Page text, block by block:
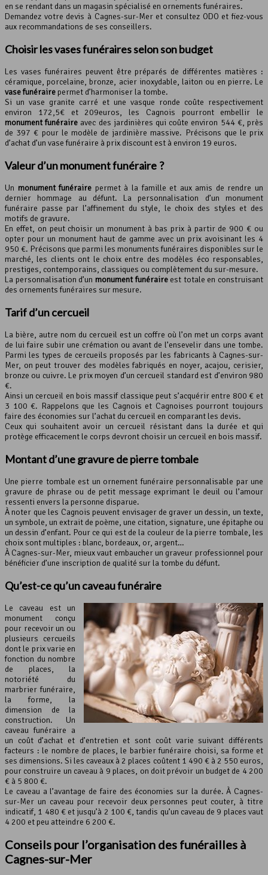
en se rendant dans un magasin spécialisé en ornements funéraires.
Demandez votre devis à Cagnes-sur-Mer et consultez ODO et fiez-vous
aux recommandations de ses conseillers.
Choisir les vases funéraires selon son budget
Les vases funéraires peuvent être préparés de différentes matières :
céramique, porcelaine, bronze, acier inoxydable, laiton ou en pierre. Le
vase funéraire permet d’harmoniser la tombe.
Si un vase granite carré et une vasque ronde coûte respectivement
environ 172,5€ et 209euros, les Cagnois pourront embellir le
monument funéraire avec des jardinières qui coûte environ 544 €, près
de 397 € pour le modèle de jardinière massive. Précisons que le prix
d’achat d’un vase funéraire à prix discount est à environ 19 euros.
Valeur d’un monument funéraire ?
Un monument funéraire permet à la famille et aux amis de rendre un
dernier hommage au défunt. La personnalisation d’un monument
funéraire passe par l’affinement du style, le choix des styles et des
motifs de gravure.
En effet, on peut choisir un monument à bas prix à partir de 900 € ou
opter pour un monument haut de gamme avec un prix avoisinant les 4
950 €. Précisons que parmi les monuments funéraires disponibles sur le
marché, les clients ont le choix entre des modèles éco responsables,
prestiges, contemporains, classiques ou complètement du sur-mesure.
La personnalisation d’un monument funéraireest totale en construisant
des ornements funéraires sur mesure.
Tarif d’un cercueil
La bière, autre nom du cercueil est un coffre où l’on met un corps avant
de lui faire subir une crémation ou avant de l’ensevelir dans une tombe.
Parmi les types de cercueils proposés par les fabricants à Cagnes-sur-
Mer, on peut trouver des modèles fabriqués en noyer, acajou, cerisier,
bronze ou cuivre. Le prix moyen d’un cercueil standard est d’environ 980
€.
Ainsi un cercueil en bois massif classique peut s’acquérir entre 800 € et
3 100 €. Rappelons que les Cagnois et Cagnoises pourront toujours
faire des économies sur l’achat du cercueil en comparant les devis.
Ceux qui souhaitent avoir un cercueil résistant dans la durée et qui
protège efficacement le corps devront choisir un cercueil en bois massif.
Montant d’une gravure de pierre tombale
Une pierre tombale est un ornement funéraire personnalisable par une
gravure de phrase ou de petit message exprimant le deuil ou l’amour
ressenti envers la personne disparue.
À noter que les Cagnois peuvent envisager de graver un dessin, un texte,
un symbole, un extrait de poème, une citation, signature, une épitaphe ou
un dessin d’enfant. Pour ce qui est de la couleur de la pierre tombale, les
choix sont multiples : blanc, bordeaux, or, argent…
À Cagnes-sur-Mer, mieux vaut embaucher un graveur professionnel pour
bénéficier d’une inscription de qualité sur la tombe du défunt.
Qu’est-ce qu’un caveau funéraire
Le caveau est un
monument conçu
pour recevoir un ou
plusieurs cercueils
dont le prix varie en
fonction du nombre
de places, la
notoriété du
marbrier funéraire,
la forme, la
dimension de la
construction. Un
caveau funéraire a
un coût d’achat et d’entretien et sont coût varie suivant différents
facteurs : le nombre de places, le barbier funéraire choisi, sa forme et
ses dimensions. Si les caveaux à 2 places coûtent 1 490 € à 2 550 euros,
pour construire un caveau à 9 places, on doit prévoir un budget de 4 200
€ à 5 800 €.
Le caveau a l’avantage de faire des économies sur la durée. À Cagnes-
sur-Mer un caveau pour recevoir deux personnes peut couter, à titre
indicatif, 1 480 € et jusqu’à 2 100 €, tandis qu’un caveau de 9 places vaut
4 200 et peu atteindre 6 200 €.
Conseils pour l’organisation des funérailles à
Cagnes-sur-Mer